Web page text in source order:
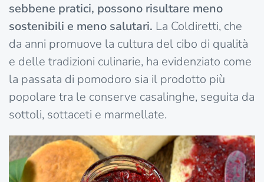
sebbene pratici, possono risultare meno
sostenibili e meno salutari. La Coldiretti, che
da anni promuove la cultura del cibo di qualità
e delle tradizioni culinarie, ha evidenziato come
la passata di pomodoro sia il prodotto più
popolare tra le conserve casalinghe, seguita da
sottoli, sottaceti e marmellate.